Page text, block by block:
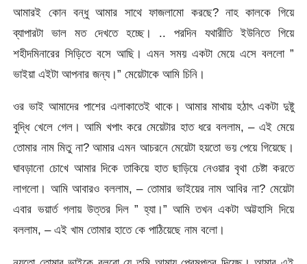
আমারই কোন বন্ধু আমার সাথে ফাজলামো করছে? নাহ কালকে গিয়ে
ব্যাপারটা ভাল মত দেখতে হচ্ছে। .. পরদিন যথারীতি ইউনিতে গিয়ে
শহীদমিনারের সিড়িতে বসে আছি। এমন সময় একটা মেয়ে এসে বললো ”
ভাইয়া এইটা আপনার জন্য।” মেয়েটাকে আমি চিনি।
ওর ভাই আমাদের পাশের এলাকাতেই থাকে। আমার মাথায় হঠাৎ একটা দুষ্টু
বুদ্ধি খেলে গেল। আমি খপাং করে মেয়েটার হাত ধরে বললাম, – এই মেয়ে
তোমার নাম মিতু না? আমার এমন আচরনে মেয়েটা হয়তো ভয় পেয়ে গিয়েছে।
ঘাবড়ানো চোখে আমার দিকে তাকিয়ে হাত ছাড়িয়ে নেওয়ার বৃথা চেষ্টা করতে
লাগলো। আমি আবারও বললাম, – তোমার ভাইয়ের নাম আবির না? মেয়েটা
এবার ভয়ার্ত গলায় উত্তর দিল ” হ্যা।” আমি তখন একটা অট্টহাসি দিয়ে
বললাম, – এই খাম তোমার হাতে কে পাঠিয়েছে নাম বলো।